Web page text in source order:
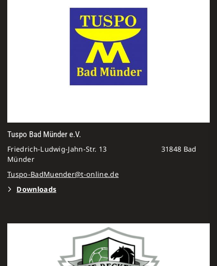
Tuspo Bad Münder e.V.
Friedrich-Ludwig-Jahn-Str. 13 31848 Bad
Münder
Tuspo-BadMuender@t-online.de
Downloads